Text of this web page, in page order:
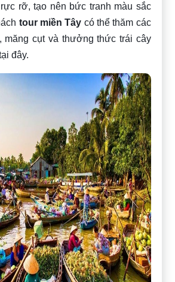
rỡ, tạo nên bức tranh màu sắc
tour miền Tây có thể thăm các
măng cụt và thưởng thức trái cây
đây.